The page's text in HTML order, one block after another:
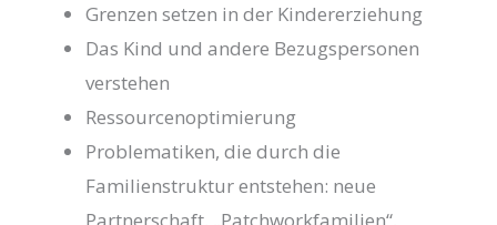
Grenzen setzen in der Kindererziehung
Das Kind und andere Bezugspersonen
verstehen
Ressourcenoptimierung
Problematiken, die durch die
Familienstruktur entstehen: neue